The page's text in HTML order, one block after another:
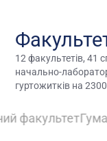
12 факультетів,41
начально-
гуртожитків на2300
факультет